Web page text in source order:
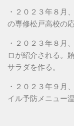
・２０２３年８月
の専修松戸高校の
・２０２３年８月
ロが紹介される。
サラダを作る。
・２０２３年９月
イル予防メニュー